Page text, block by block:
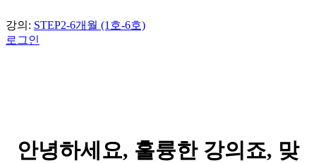
강의: STEP2-6개월 (1호-6호)
로그인
안녕하세요, 훌륭한 강의죠, 맞